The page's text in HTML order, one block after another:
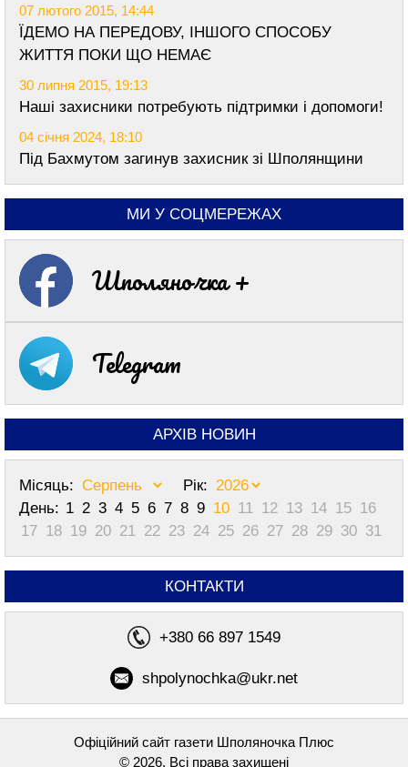
07 лютого 2015, 14:44
ЇДЕМО НА ПЕРЕДОВУ, ІНШОГО СПОСОБУ
ЖИТТЯ ПОКИ ЩО НЕМАЄ
30 липня 2015, 19:13
Наші захисники потребують підтримки і допомоги!
04 січня 2024, 18:10
Під Бахмутом загинув захисник зі Шполянщини
МИ У СОЦМЕРЕЖАХ
Шполяночка +
Telegram
АРХІВ НОВИН
Місяць:
Рік:
День: 1 2 3 4 5 6 7 8 9 10 11 12 13 14 15 16
17 18 19 20 21 22 23 24 25 26 27 28 29 30 31
КОНТАКТИ
+380 66 897 1549
shpolynochka@ukr.net
Офіційний сайт газети Шполяночка Плюс
© 2026, Всі права захищені